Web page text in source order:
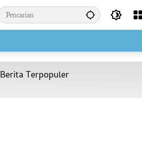
Berita Terpopuler